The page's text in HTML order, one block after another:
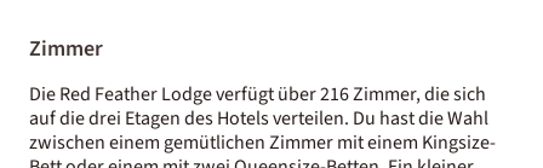
Zimmer
Die Red Feather Lodge verfügt über 216 Zimmer, die sich
auf die drei Etagen des Hotels verteilen. Du hast die Wahl
zwischen einem gemütlichen Zimmer mit einem Kingsize-